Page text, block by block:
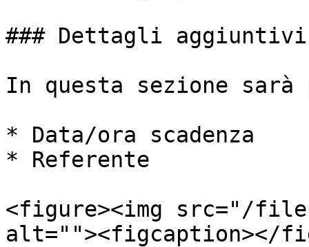
### Dettagli aggiuntivi
In questa sezione
* Data/ora scadenza
* Referente
<figure><img src="/files/
alt=""><figcaption></